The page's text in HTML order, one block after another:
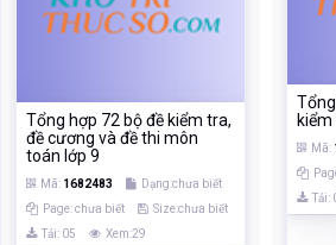
Tổng hợp 72 bộ đề kiểm tra,
đề cương và đề thi môn
toán lớp 9
Mã: 1682483
Dạng:chưa biết
Page: chưa biết
Size:chưa biết
Tải: 05
Xem:29
kiểm
Mã:
Tải: